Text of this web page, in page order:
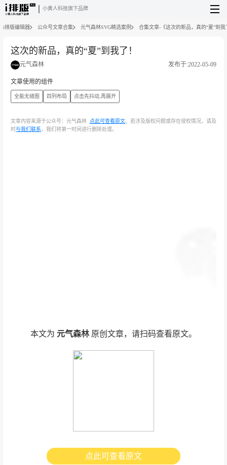
小黄人科技旗下品牌
i排版编辑器 公众号文章合集 元气森林SVG精选案例 合集文章-《这次的新品，真的“夏”到我
这次的新品，真的“夏”到我了！
元气森林 发布于:2022-05-09
文章使用的组件
全能无缝图 四列布局 点击先抖动,再展开
文章内容来源于公众号：元气森林 点此可查看原文。若涉及版权问题或存在侵权情况，请及
时与我们联系 ，我们将第一时间进行删除处理。
本文为 元气森林 原创文章，请扫码查看原文。
点此可查看原文